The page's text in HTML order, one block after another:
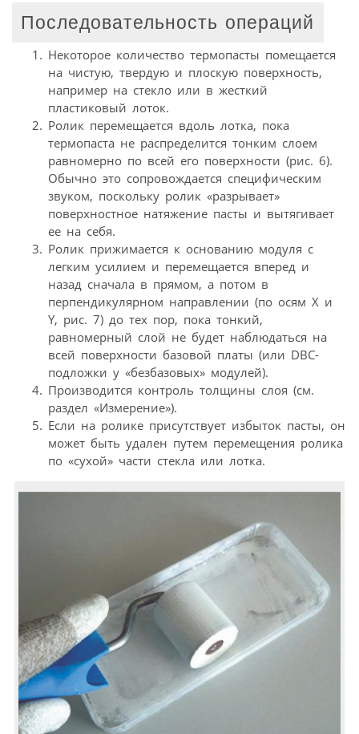
Последовательность операций
Некоторое количество термопасты помещается
на чистую, твердую и плоскую поверхность,
например на стекло или в жесткий
пластиковый лоток.
Ролик перемещается вдоль лотка, пока
термопаста не распределится тонким слоем
равномерно по всей его поверхности (рис. 6).
Обычно это сопровождается специ­фическим
звуком, поскольку ролик «разрывает»
поверхностное натяжение пасты и вытягивает
ее на себя.
Ролик прижимается к основанию модуля с
легким усилием и перемещается вперед и
назад сначала в прямом, а потом в
перпендикулярном направлении (по осям X и
Y, рис. 7) до тех пор, пока тонкий,
равномерный слой не будет наблюдаться на
всей поверхности базовой платы (или DBC-
подложки у «безбазовых» модулей).
Производится контроль толщины слоя (см.
раздел «Измерение»).
Если на ролике присутствует избыток пасты, он
может быть удален путем перемещения ролика
по «сухой» части стекла или лотка.